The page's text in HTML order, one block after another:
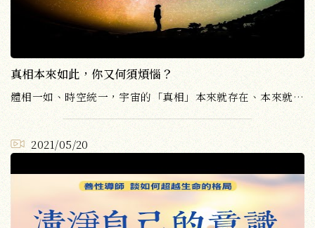
真相本來如此，你又何須煩惱？
體相一如、時空統一，宇宙的「真相」本來就存在、本來就是這樣。
2021/05/20